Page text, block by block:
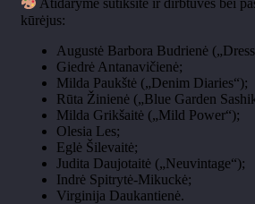
Atidaryme sutiksite ir dirbtuves bei
kūrėjus:
Augustė Barbora Budrienė („
Giedrė Antanavičienė;
Milda Paukštė („Denim Diaries“);
Rūta Žinienė („Blue Garden
Milda Grikšaitė („Mild Power“);
Olesia Les;
Eglė Šilevaitė;
Judita Daujotaitė („Neuvintage“);
Indrė Spitrytė-Mikuckė;
Virginija Daukantienė.